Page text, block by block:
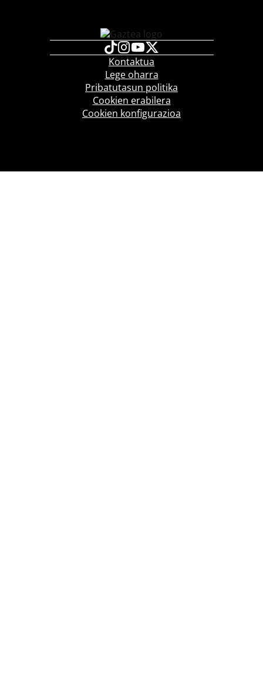
Kontaktua
Lege oharra
Pribatutasun politika
Cookien erabilera
Cookien konfigurazioa